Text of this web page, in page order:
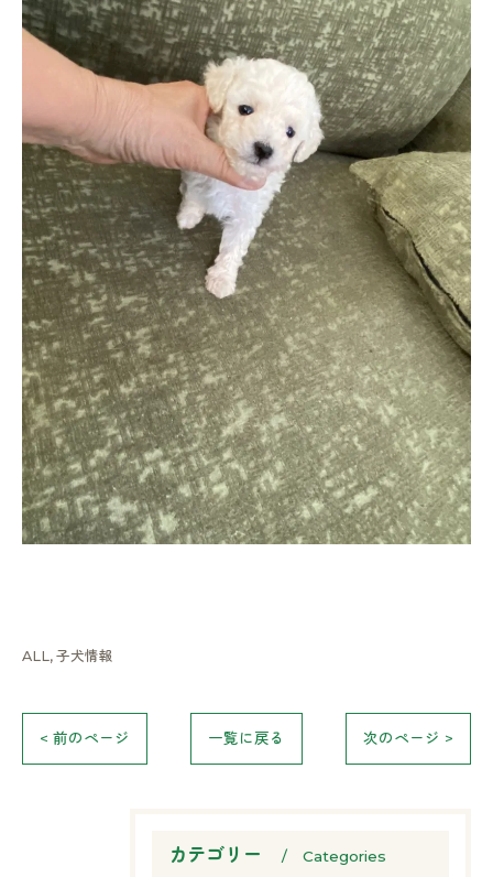
ALL 子犬情報
< 前のページ 一覧に戻る 次のページ >
カテゴリー Categories
お気軽にお問い合わせください